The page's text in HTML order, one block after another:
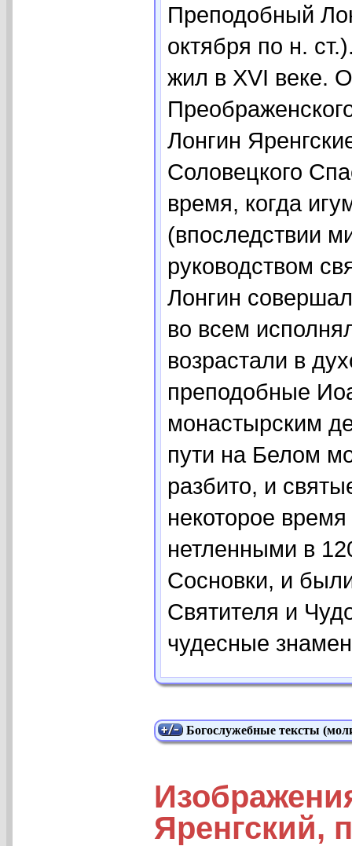
Преподобный
октября по н.
жил в XVI веке.
Лонгин
Соловецкого
время, когда
(впоследствии
руководством
Лонгин
во всем
возрастали в
преподобные
монастырским
пути на Белом
разбито, и
некоторое
нетленными в
Сосновки, и
Святителя и
чудесные
Богослужебные тексты
Яренгский,